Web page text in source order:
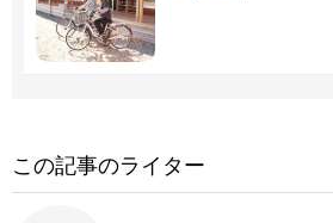
この記事のライター